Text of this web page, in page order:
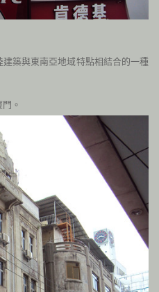
築與東南亞地域特點相結合的一種
。